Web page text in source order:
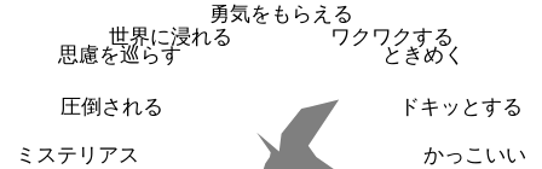
勇気をもらえる
ワクワクする
ときめく
ドキッとする
かっこいい
ミステリアス
圧倒される
思慮を巡らす
世界に浸れる